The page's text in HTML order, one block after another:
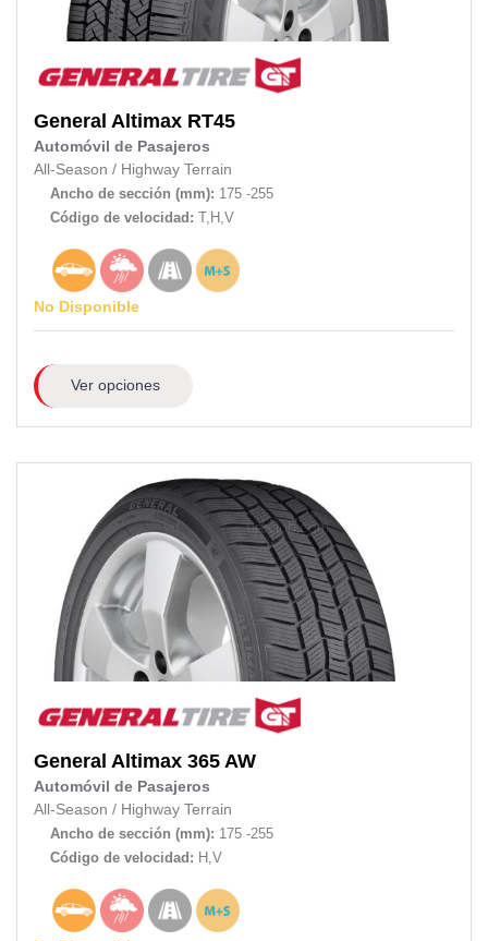
General Altimax RT45
Automóvil de Pasajeros
All-Season / Highway Terrain
Ancho de sección (mm): 175 -255
Código de velocidad: T,H,V
No Disponible
Ver opciones
General Altimax 365 AW
Automóvil de Pasajeros
All-Season / Highway Terrain
Ancho de sección (mm): 175 -255
Código de velocidad: H,V